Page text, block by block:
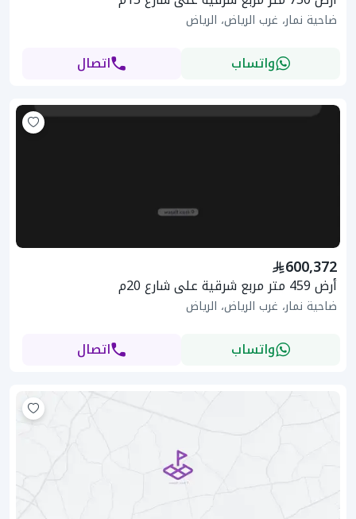
ضاحية نمار، غرب الرياض، الرياض
واتساب اتصال
600,372
أرض 459 متر مربع شرقية على شارع 20م
ضاحية نمار، غرب الرياض، الرياض
واتساب اتصال